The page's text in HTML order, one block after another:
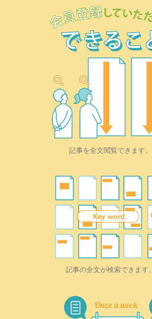
記事を全文閲覧できます。
記事の全文が検索できます。